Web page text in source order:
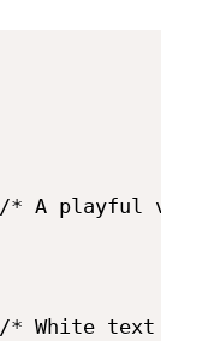
* A playful
* White text on